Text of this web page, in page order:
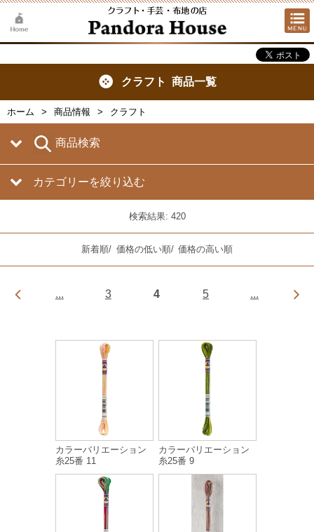
クラフト 商品一覧
ホーム 商品情報 クラフト
商品検索
カテゴリーを絞り込む
検索結果: 420
新着順/ 価格の低い順/ 価格の高い順
... 3 4 5 ...
カラーバリエーション
糸25番 11
カラーバリエーション
糸25番 9